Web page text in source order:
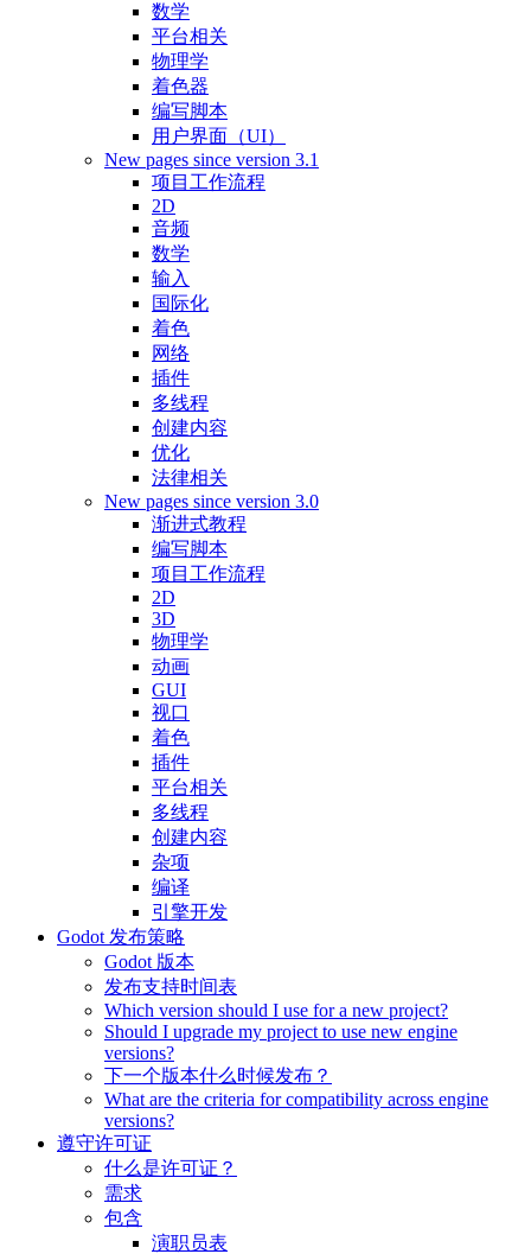
数学
平台相关
物理学
着色器
编写脚本
用户界面（UI）
New pages since version 3.1
项目工作流程
2D
音频
数学
输入
国际化
着色
网络
插件
多线程
创建内容
优化
法律相关
New pages since version 3.0
渐进式教程
编写脚本
项目工作流程
2D
3D
物理学
动画
GUI
视口
着色
插件
平台相关
多线程
创建内容
杂项
编译
引擎开发
Godot 发布策略
Godot 版本
发布支持时间表
Which version should I use for a new project?
Should I upgrade my project to use new engine
versions?
下一个版本什么时候发布？
What are the criteria for compatibility across engine
versions?
遵守许可证
什么是许可证？
需求
包含
演职员表